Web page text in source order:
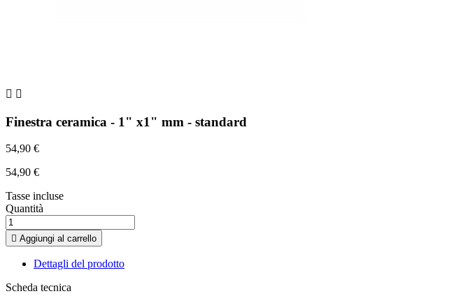
 
Finestra ceramica - 1" x1" mm - standard
54,90 €
54,90 €
Tasse incluse
Quantità
 Aggiungi al carrello
Dettagli del prodotto
Scheda tecnica